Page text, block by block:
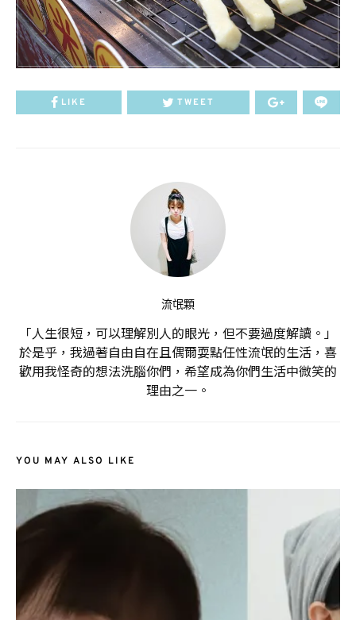
LIKE TWEET
流氓顆
「人生很短，可以理解別人的眼光，但不要過度解讀。」
於是乎，我過著自由自在且偶爾耍點任性流氓的生活，喜
歡用我怪奇的想法洗腦你們，希望成為你們生活中微笑的
理由之一。
YOU MAY ALSO LIKE